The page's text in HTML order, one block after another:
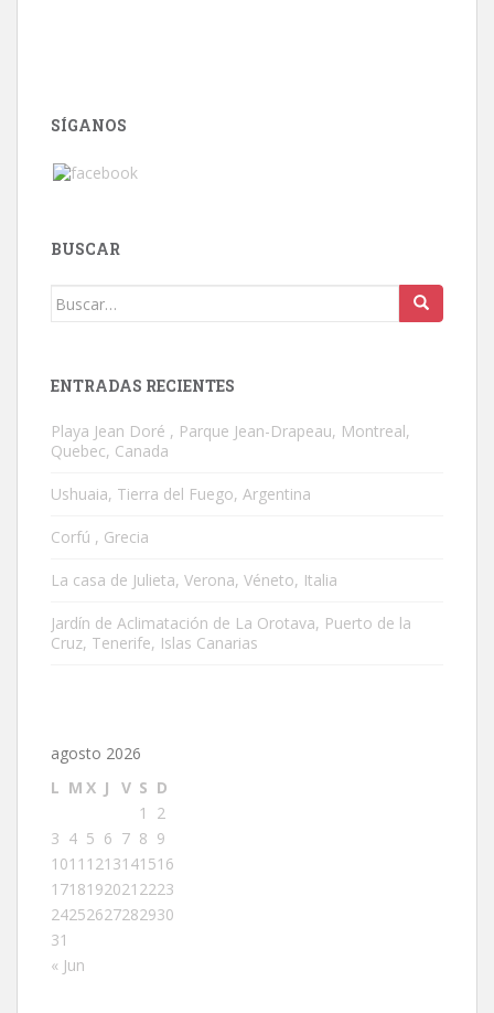
SÍGANOS
BUSCAR
Buscar:
ENTRADAS RECIENTES
Playa Jean Doré , Parque Jean-Drapeau, Montreal,
Quebec, Canada
Ushuaia, Tierra del Fuego, Argentina
Corfú , Grecia
La casa de Julieta, Verona, Véneto, Italia
Jardín de Aclimatación de La Orotava, Puerto de la
Cruz, Tenerife, Islas Canarias
agosto 2026
L M X J V S D
1
2
3 4 5 6 7 8 9
1011 1213141516
1718192021 2223
24252627282930
31
« Jun